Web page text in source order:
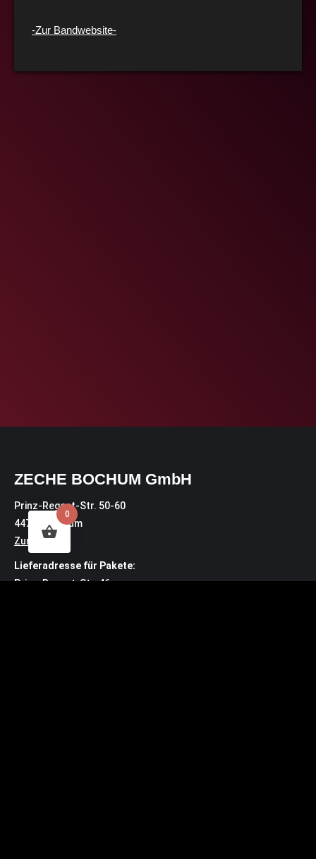
-Zur Bandwebsite-
ZECHE BOCHUM GmbH
Prinz-Regent-Str. 50-60
44795 Bochum
Zur Karte
Lieferadresse für Pakete:
Prinz-Regent-Str. 46
0